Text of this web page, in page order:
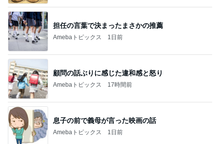
担任の言葉で決まったまさかの推薦
Amebaトピックス 1日前
顧問の話ぶりに感じた違和感と怒り
Amebaトピックス 17時間前
息子の前で義母が言った映画の話
Amebaトピックス 1日前